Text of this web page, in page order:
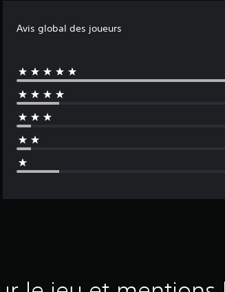
Avis global des joueurs